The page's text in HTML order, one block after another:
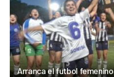
Arranca el futbol femenino